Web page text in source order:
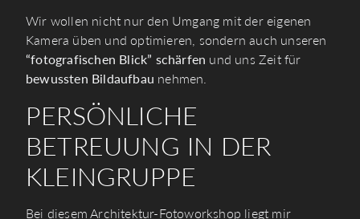
Wir wollen nicht nur den Umgang mit der eigenen
Kamera üben und optimieren​​,​​ sondern auch unseren
“fotografischen Blick” schärfen und uns Zeit für
bewussten Bildaufbau nehmen.
PERSÖNLICHE
BETREUUNG IN DER
KLEINGRUPPE
Bei diesem Architektur-Fotoworkshop liegt mir